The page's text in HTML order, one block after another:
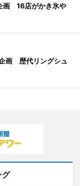
画 16店がかき氷や
画 歴代リングシュ
グ